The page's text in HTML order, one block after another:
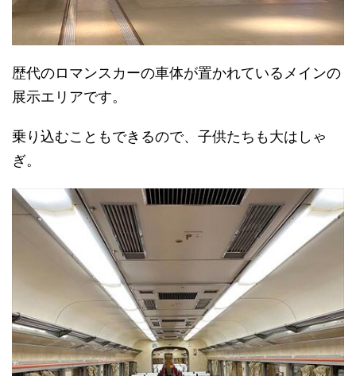
歴代のロマンスカーの車体が置かれているメインの
展示エリアです。
乗り込むこともできるので、子供たちも大はしゃ
ぎ。